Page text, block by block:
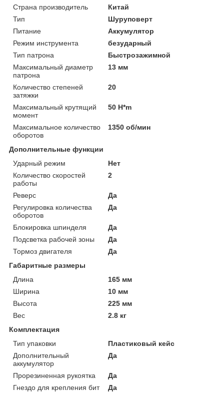
Страна производитель
Китай
Тип
Шуруповерт
Питание
Аккумулятор
Режим инструмента
безударный
Тип патрона
Быстрозажимной
Максимальный диаметр
патрона
13 мм
Количество степеней
затяжки
20
Максимальный крутящий
момент
50 H*m
Максимальное количество
оборотов
1350 об/мин
Дополнительные функции
Ударный режим
Нет
Количество скоростей
работы
2
Реверс
Да
Регулировка количества
оборотов
Да
Блокировка шпинделя
Да
Подсветка рабочей зоны
Да
Тормоз двигателя
Да
Габаритные размеры
Длина
165 мм
Ширина
10 мм
Высота
225 мм
Вес
2.8 кг
Комплектация
Тип упаковки
Пластиковый кейс
Дополнительный
аккумулятор
Да
Прорезиненная рукоятка
Да
Гнездо для крепления бит
Да